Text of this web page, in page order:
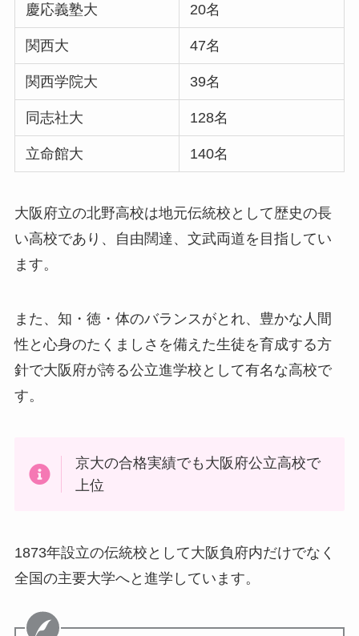
慶応義塾大 20名
関西大 47名
関西学院大 39名
同志社大 128名
立命館大 140名
大阪府立の北野高校は地元伝統校として歴史の長
い高校であり、
自由闊達、文武両道を目指してい
ます。
また、 知・徳・体のバランスがとれ、豊かな人間
性と心身のたくましさを備えた生徒を育成する方
針で大阪府が誇る公立進学校として有名な高校で
す。
京大の合格実績でも大阪府公立高校で
上位
1873年設立の伝統校として大阪負府内だけでなく
全国の主要大学へと進学しています。